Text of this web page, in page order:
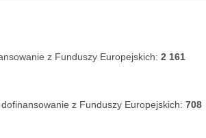
z Funduszy Europejskich: 2 161
z Funduszy Europejskich: 708